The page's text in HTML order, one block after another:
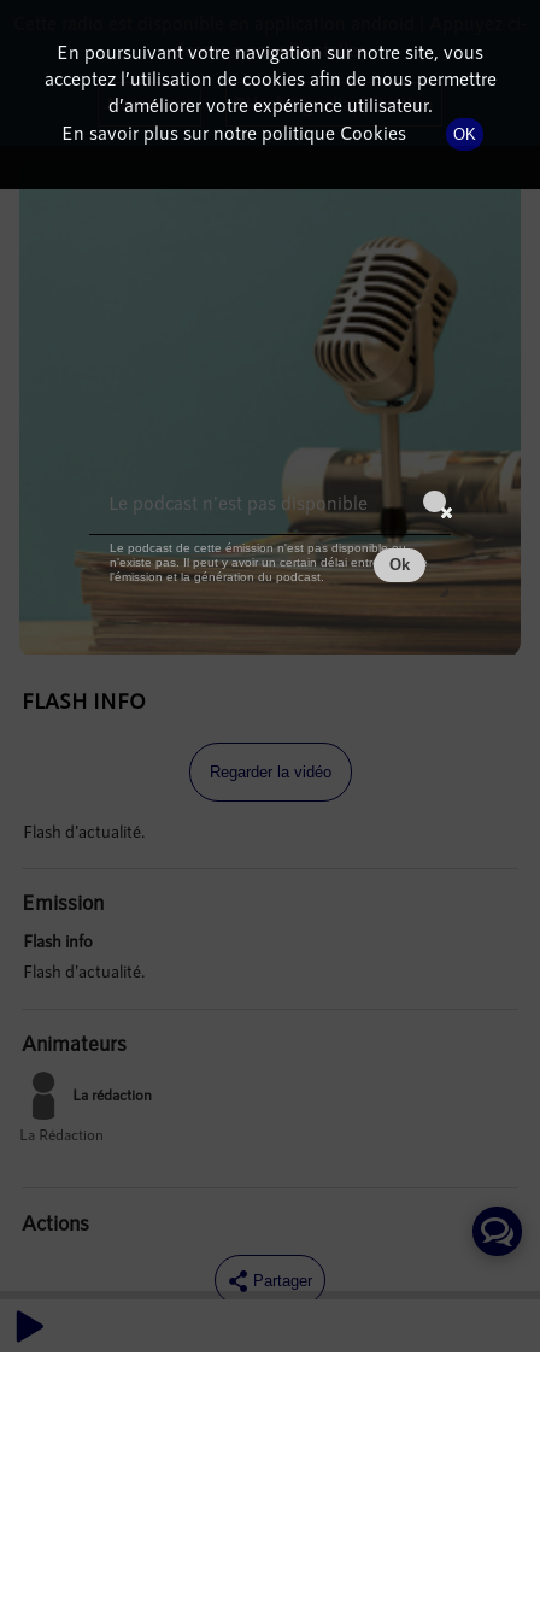
DÉTAILS DE L'ÉPISODE
11 mars 2022à 7h59, durée : Invalid date
FLASH INFO
Regarder la vidéo
Flash d'actualité.
Emission
Flash info
Flash d'actualité.
Animateurs
La rédaction
La Rédaction
Actions
Partager
Commentaires
En poursuivant votre navigation sur notre site, vous
acceptez l’utilisation de cookies afin de nous permettre
d’améliorer votre expérience utilisateur.
En savoir plus sur notre politique Cookies
OK
dessous pour l'installer.
Non merci Télécharger l'application
Le podcast n'est pas disponible
Le podcast de cette émission n'est pas disponible ou
n'existe pas. Il peut y avoir un certain délai entre la fin de
l'émission et la génération du podcast.
Ok